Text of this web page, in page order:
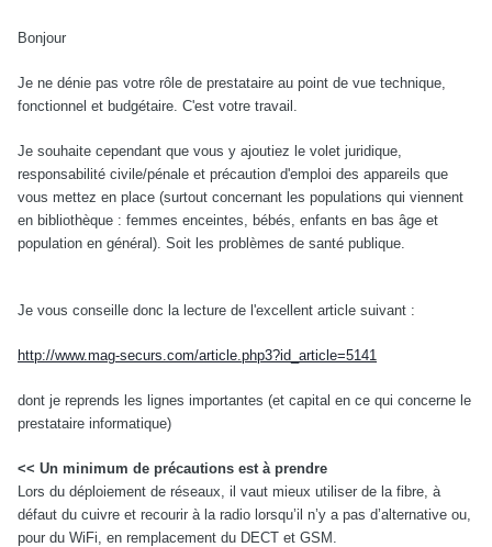
Bonjour
Je ne dénie pas votre rôle de prestataire au point de vue technique,
fonctionnel et budgétaire. C'est votre travail.
Je souhaite cependant que vous y ajoutiez le volet juridique,
responsabilité civile/pénale et précaution d'emploi des appareils que
vous mettez en place (surtout concernant les populations qui viennent
en bibliothèque : femmes enceintes, bébés, enfants en bas âge et
population en général). Soit les problèmes de santé publique.
Je vous conseille donc la lecture de l'excellent article suivant :
http://www.mag-securs.com/article.php3?id_article=5141
dont je reprends les lignes importantes (et capital en ce qui concerne le
prestataire informatique)
<< Un minimum de précautions est à prendre
Lors du déploiement de réseaux, il vaut mieux utiliser de la fibre, à
défaut du cuivre et recourir à la radio lorsqu’il n’y a pas d’alternative ou,
pour du WiFi, en remplacement du DECT et GSM.